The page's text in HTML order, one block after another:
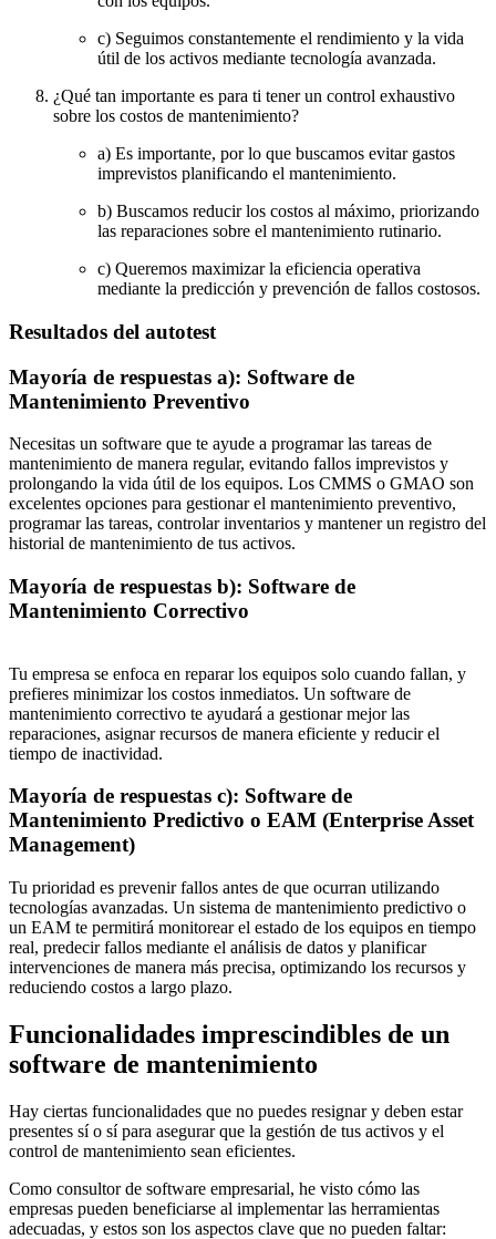
c) Seguimos constantemente el rendimiento y la vida
útil de los activos mediante tecnología avanzada.
¿Qué tan importante es para ti tener un control exhaustivo
sobre los costos de mantenimiento?
a) Es importante, por lo que buscamos evitar gastos
imprevistos planificando el mantenimiento.
b) Buscamos reducir los costos al máximo, priorizando
las reparaciones sobre el mantenimiento rutinario.
c) Queremos maximizar la eficiencia operativa
mediante la predicción y prevención de fallos costosos.
Resultados del autotest
Mayoría de respuestas a): Software de
Mantenimiento Preventivo
Necesitas un software que te ayude a programar las tareas de
mantenimiento de manera regular, evitando fallos imprevistos y
prolongando la vida útil de los equipos. Los CMMS o GMAO son
excelentes opciones para gestionar el mantenimiento preventivo,
programar las tareas, controlar inventarios y mantener un registro del
historial de mantenimiento de tus activos.
Mayoría de respuestas b): Software de
Mantenimiento Correctivo
Tu empresa se enfoca en reparar los equipos solo cuando fallan, y
prefieres minimizar los costos inmediatos. Un software de
mantenimiento correctivo te ayudará a gestionar mejor las
reparaciones, asignar recursos de manera eficiente y reducir el
tiempo de inactividad.
Mayoría de respuestas c): Software de
Mantenimiento Predictivo o EAM (Enterprise Asset
Management)
Tu prioridad es prevenir fallos antes de que ocurran utilizando
tecnologías avanzadas. Un sistema de mantenimiento predictivo o
un EAM te permitirá monitorear el estado de los equipos en tiempo
real, predecir fallos mediante el análisis de datos y planificar
intervenciones de manera más precisa, optimizando los recursos y
reduciendo costos a largo plazo.
Funcionalidades imprescindibles de un
software de mantenimiento
Hay ciertas funcionalidades que no puedes resignar y deben estar
presentes sí o sí para asegurar que la gestión de tus activos y el
control de mantenimiento sean eficientes.
Como consultor de software empresarial, he visto cómo las
empresas pueden beneficiarse al implementar las herramientas
adecuadas, y estos son los aspectos clave que no pueden faltar: